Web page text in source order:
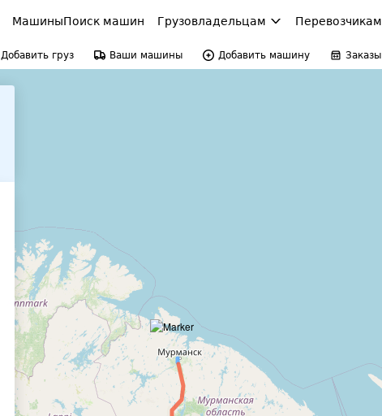
МашиныПоиск машин Грузовладельцам Перевозчикам
Добавить груз Ваши машины Добавить машину Заказы